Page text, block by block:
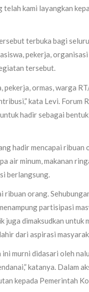
kami layangkan
terbuka bagi
pekerja,
tersebut.
pekerja, ormas, warga
kata Levi. Forum
hadir sebagai
hadir mencapai
air minum, makanan
berlangsung.
ribuan orang.
partisipasi
juga dimaksudkan untuk
dari aspirasi
ini murni didasari oleh
katanya. Dalam
kepada Pemerintah